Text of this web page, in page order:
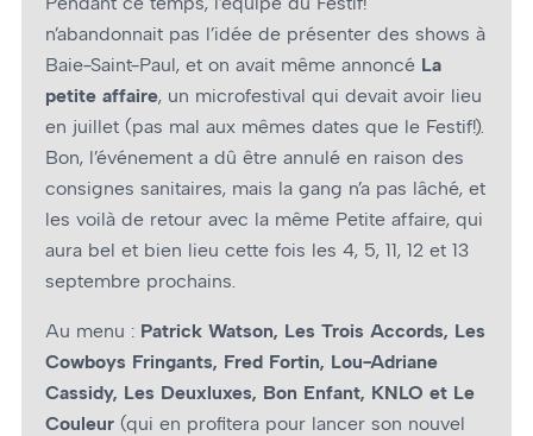
n’abandonnait pas l’idée de présenter des shows à
Baie-Saint-Paul, et on avait même annoncé La
petite affaire, un microfestival qui devait avoir lieu
en juillet (pas mal aux mêmes dates que le Festif!).
Bon, l’événement a dû être annulé en raison des
consignes sanitaires, mais la gang n’a pas lâché, et
les voilà de retour avec la même Petite affaire, qui
aura bel et bien lieu cette fois les 4, 5, 11, 12 et 13
septembre prochains.
Au menu : Patrick Watson, Les Trois Accords, Les
Cowboys Fringants, Fred Fortin, Lou-Adriane
Cassidy, Les Deuxluxes, Bon Enfant, KNLO et Le
Couleur (qui en profitera pour lancer son nouvel